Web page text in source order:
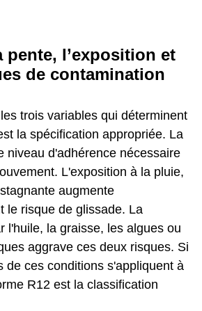
pente, l’exposition et
de contamination
trois variables qui déterminent
la spécification appropriée. La
niveau d'adhérence nécessaire
L'exposition à la pluie,
augmente
le risque de glissade. La
l'huile, la graisse, les algues ou
aggrave ces deux risques. Si
de ces conditions s'appliquent à
R12 est la classification